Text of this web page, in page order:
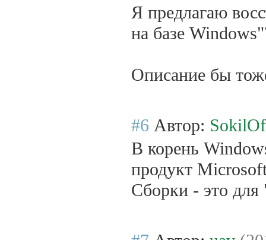
Я предлагаю
на базе
Описание бы
#6 Автор:
В корень
продукт
Сборки - это для